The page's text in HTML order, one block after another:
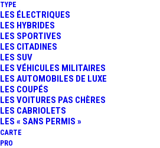
TYPE
LES ÉLECTRIQUES
LES HYBRIDES
LES SPORTIVES
LES CITADINES
LES SUV
LES VÉHICULES MILITAIRES
LES AUTOMOBILES DE LUXE
LES COUPÉS
LES VOITURES PAS CHÈRES
LES CABRIOLETS
LES « SANS PERMIS »
CARTE
PRO